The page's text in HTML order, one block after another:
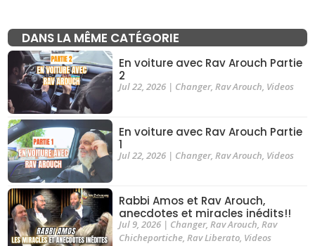
DANS LA MÊME CATÉGORIE
En voiture avec Rav Arouch Partie
2
Jul 22, 2026| Changer, Rav Arouch Videos
En voiture avec Rav Arouch Partie
1
Jul 22, 2026| Changer, Rav Arouch Videos
Rabbi Amos et Rav Arouch,
anecdotes et miracles inédits!!
Jul 9, 2026| Changer, Rav Arouch, Rav
Chicheportiche, Rav Liberato, Videos